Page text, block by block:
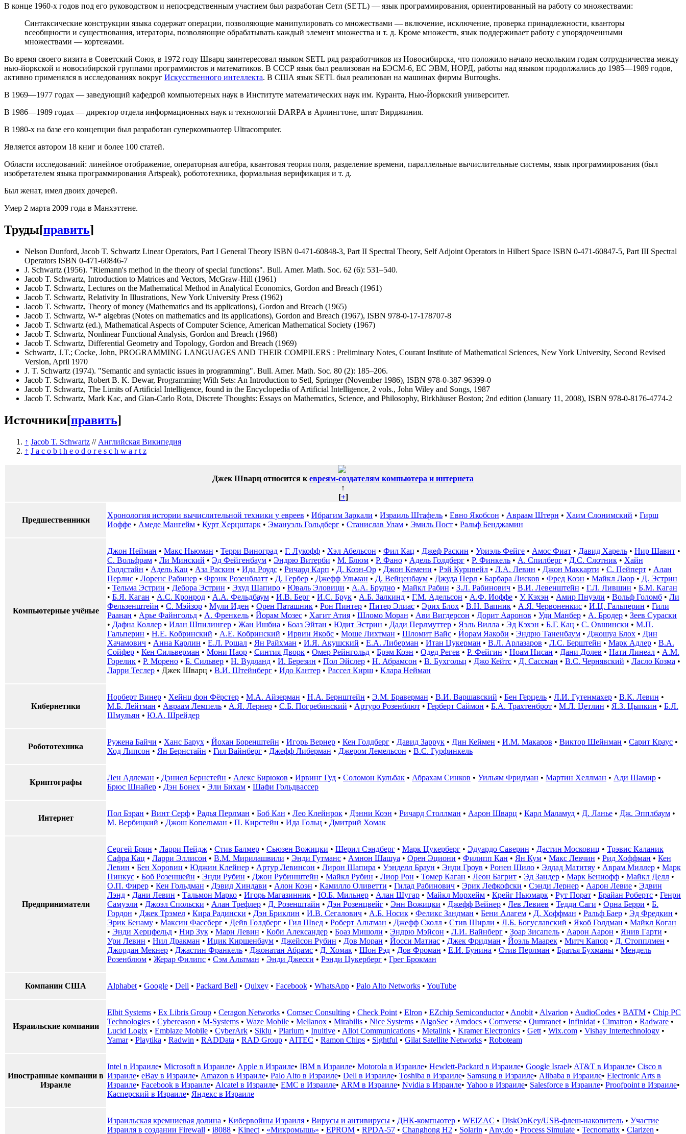
В конце 1960-х годов под его руководством и непосредственным участием был разработан Сетл (SETL) — язык программирования, ориентированный на работу со множествами:
Синтаксические конструкции языка содержат операции, позволяющие манипулировать со множествами — включение, исключение, проверка принадлежности, кванторы
всеобщности и существования, итераторы, позволяющие обрабатывать каждый элемент множества и т. д. Кроме множеств, язык поддерживает работу с упорядоченными
множествами — кортежами.
Во время своего визита в Советский Союз, в 1972 году Шварц заинтересовал языком SETL ряд разработчиков из Новосибирска, что положило начало нескольким годам сотрудничества между
нью-йоркской и новосибирской группами программистов и математиков. В СССР язык был реализован на БЭСМ-6, ЕС ЭВМ, НОРД, работы над языком продолжались до 1985—1989 годов,
активно применялся в исследованиях вокруг Искусственного интеллекта. В США язык SETL был реализован на машинах фирмы Burroughs.
В 1969—1977 годах — заведующий кафедрой компьютерных наук в Институте математических наук им. Куранта, Нью-Йоркский университет.
В 1986—1989 годах — директор отдела информационных наук и технологий DARPA в Арлингтоне, штат Вирджиния.
В 1980-х на базе его концепции был разработан суперкомпьютер Ultracomputer.
Является автором 18 книг и более 100 статей.
Области исследований: линейное отображение, операторная алгебра, квантовая теория поля, разделение времени, параллельные вычислительные системы, язык программирования (был
изобретателем языка программирования Artspeak), робототехника, формальная верификация и т. д.
Был женат, имел двоих дочерей.
Умер 2 марта 2009 года в Манхэттене.
Труды[править]
Nelson Dunford, Jacob T. Schwartz Linear Operators, Part I General Theory ISBN 0-471-60848-3, Part II Spectral Theory, Self Adjoint Operators in Hilbert Space ISBN 0-471-60847-5, Part III Spectral
Operators ISBN 0-471-60846-7
J. Schwartz (1956). "Riemann's method in the theory of special functions". Bull. Amer. Math. Soc. 62 (6): 531–540.
Jacob T. Schwartz, Introduction to Matrices and Vectors, McGraw-Hill (1961)
Jacob T. Schwartz, Lectures on the Mathematical Method in Analytical Economics, Gordon and Breach (1961)
Jacob T. Schwartz, Relativity In Illustrations, New York University Press (1962)
Jacob T. Schwartz, Theory of money (Mathematics and its applications), Gordon and Breach (1965)
Jacob T. Schwartz, W-* algebras (Notes on mathematics and its applications), Gordon and Breach (1967), ISBN 978-0-17-178707-8
Jacob T. Schwartz (ed.), Mathematical Aspects of Computer Science, American Mathematical Society (1967)
Jacob T. Schwartz, Nonlinear Functional Analysis, Gordon and Breach (1968)
Jacob T. Schwartz, Differential Geometry and Topology, Gordon and Breach (1969)
Schwartz, J.T.; Cocke, John, PROGRAMMING LANGUAGES AND THEIR COMPILERS : Preliminary Notes, Courant Institute of Mathematical Sciences, New York University, Second Revised
Version, April 1970
J. T. Schwartz (1974). "Semantic and syntactic issues in programming". Bull. Amer. Math. Soc. 80 (2): 185–206.
Jacob T. Schwartz, Robert B. K. Dewar, Programming With Sets: An Introduction to Setl, Springer (November 1986), ISBN 978-0-387-96399-0
Jacob T. Schwartz, The Limits of Artificial Intelligence, found in the Encyclopedia of Artificial Intelligence, 2 vols., John Wiley and Songs, 1987
Jacob T. Schwartz, Mark Kac, and Gian-Carlo Rota, Discrete Thoughts: Essays on Mathematics, Science, and Philosophy, Birkhäuser Boston; 2nd edition (January 11, 2008), ISBN 978-0-8176-4774-2
Источники[править]
↑ Jacob T. Schwartz // Английская Википедия
↑ J a c o b t h e o d o r e s c h w a r t z
Джек Шварц относится к евреям-создателям компьютера и интернета
↑
[+]
Предшественники
Хронология истории вычислительной техники у евреев • Ибрагим Заркали • Израиль Штафель • Евно Якобсон • Авраам Штерн • Хаим Слонимский • Гирш
Иоффе • Амеде Мангейм • Курт Херцштарк • Эмануэль Гольдберг • Станислав Улам • Эмиль Пост • Ральф Бенджамин
Компьютерные учёные
Джон Нейман • Макс Ньюман • Терри Виноград • Г. Лукофф • Хэл Абельсон • Фил Кац • Джеф Раскин • Уриэль Фейге • Амос Фиат • Давид Харель • Нир Шавит •
С. Вольфрам • Ли Минский • Эд Фейгенбаум • Эндрю Витерби • М. Блюм • Р. Фано • Адель Голдберг • Р. Финкель • А. Спилберг • Д.С. Слотник • Хайн
Голдстайн • Адель Кац • Аза Раскин • Ида Роудс • Ричард Карп • Д. Коэн-Ор • Джон Кемени • Рэй Курцвейл • Л.А. Левин • Джон Маккарти • С. Пейперт • Алан
Перлис • Лоренс Рабинер • Фрэнк Розенблатт • Д. Гербер • Джефф Ульман • Д. Вейценбаум • Джуда Перл • Барбара Лисков • Фред Коэн • Майкл Лаор • Д. Эстрин
• Тельма Эстрин • Дебора Эстрин • Эхуд Шапиро • Юваль Эловици • А.А. Брудно • Майкл Рабин • З.Л. Рабинович • В.И. Левенштейн • Г.Л. Лившин • Б.М. Каган
• Б.Я. Каган • А.С. Кронрод • А.А. Фельдбаум • И.В. Берг • И.С. Брук • А.Б. Залкинд • Г.М. Адельсон • А.Ф. Иоффе • У. Кэхэн • Амир Пнуэли • Вольф Голомб • Ли
Фельзенштейн • С. Мэйзор • Мули Иден • Орен Паташник • Рон Пинтер • Питер Элиас • Эрих Блох • В.Н. Вапник • А.Я. Червоненкис • И.Ц. Гальперин • Гили
Раанан • Арье Файнгольд • А. Френкель • Йорам Мозес • Хагит Атия • Шломо Моран • Ави Вигдерсон • Дорит Ааронов • Уди Манбер • А. Бродер • Зеев Сураски
• Дафна Коллер • Илан Шпилингер • Жан Ишбиа • Боаз Эйтан • Юдит Эстрин • Дади Перлмуттер • Яэль Вилла • Эд Кэхэн • Б.Г. Кац • С. Овшински • М.П.
Гальперин • Н.Е. Кобринский • А.Е. Кобринский • Ирвин Якобс • Моше Лихтман • Шломит Вайс • Йорам Яакоби • Эндрю Таненбаум • Джошуа Блох • Дин
Хачамович • Анна Карлин • Е.Л. Рошал • Ян Райхман • И.Я. Акушский • Е.А. Либерман • Итан Цукерман • В.Л. Арлазаров • Л.С. Берштейн • Марк Адлер • В.А.
Сойфер • Кен Сильверман • Мони Наор • Синтия Дворк • Омер Рейнгольд • Брэм Коэн • Одед Регев • Р. Фейгин • Ноам Нисан • Дани Долев • Нати Линеал • А.М.
Горелик • Р. Морено • Б. Сильвер • Н. Вудланд • И. Березин • Пол Эйслер • Н. Абрамсон • В. Бухгольц • Джо Кейтс • Д. Сассман • В.С. Чернявский • Ласло Козма •
Ларри Теслер • Джек Шварц • В.И. Штейнберг • Идо Кантер • Рассел Кирш • Клара Нейман
Кибернетики
Норберт Винер • Хейнц фон Фёрстер • М.А. Айзерман • Н.А. Бернштейн • Э.М. Браверман • В.И. Варшавский • Бен Герцель • Л.И. Гутенмахер • В.К. Левин •
М.Б. Лейтман • Авраам Лемпель • А.Я. Лернер • С.Б. Погребинский • Артуро Розенблют • Герберт Саймон • Б.А. Трахтенброт • М.Л. Цетлин • Я.З. Цыпкин • Б.Л.
Шмульян • Ю.А. Шрейдер
Робототехника
Ружена Байчи • Ханс Барух • Йохан Боренштейн • Игорь Вернер • Кен Голдберг • Давид Заррук • Дин Кеймен • И.М. Макаров • Виктор Шейнман • Сарит Краус •
Ход Липсон • Ян Бернстайн • Гил Вайнберг • Джефф Либерман • Джером Лемельсон • В.С. Гурфинкель
Криптографы
Лен Адлеман • Дэниел Бернстейн • Алекс Бирюков • Ирвинг Гуд • Соломон Кульбак • Абрахам Синков • Уильям Фридман • Мартин Хеллман • Ади Шамир •
Брюс Шнайер • Дэн Бонех • Эли Бихам • Шафи Гольдвассер
Интернет
Пол Бэран • Винт Серф • Радья Перлман • Боб Кан • Лео Клейнрок • Дэнни Коэн • Ричард Столлман • Аарон Шварц • Карл Маламуд • Д. Ланье • Дж. Эпплбаум •
М. Вербицкий • Джош Копельман • П. Кирстейн • Ида Гольц • Дмитрий Хомак
Предприниматели
Сергей Брин • Ларри Пейдж • Стив Балмер • Сьюзен Вожицки • Шерил Сэндберг • Марк Цукерберг • Эдуардо Саверин • Дастин Московиц • Трэвис Каланик
Сафра Кац • Ларри Эллисон • В.М. Мирилашвили • Энди Гутманс • Амнон Шашуа • Орен Эциони • Филипп Кан • Ян Кум • Макс Левчин • Рид Хоффман • Кен
Левин • Бен Хоровиц • Юджин Клейнер • Артур Левинсон • Лирон Шапира • Уэнделл Браун • Энди Гроув • Ронен Шило • Элдад Матитяу • Аврам Миллер • Марк
Пинкус • Боб Розеншейн • Энди Рубин • Джон Рубинштейн • Майкл Рубин • Лиор Рон • Томер Каган • Леон Багрит • Эд Зандер • Марк Бениофф • Майкл Делл •
О.П. Фирер • Кен Гольдман • Дэвид Хиндави • Алон Коэн • Камилло Оливетти • Гилад Рабинович • Эрик Лефкофски • Сэнди Лернер • Аарон Левие • Эдвин
Лэнд • Дани Левин • Тальмон Марко • Игорь Магазинник • Ю.Б. Мильнер • Алан Шугар • Майкл Морхейм • Крейг Ньюмарк • Рут Порат • Брайан Робертс • Генри
Самуэли • Джоэл Спольски • Алан Трефлер • Д. Розенштайн • Дэн Розенцвейг • Энн Вожицки • Джефф Вейнер • Лев Левиев • Тедди Саги • Орна Берри • Б.
Гордон • Джек Трэмел • Кира Радински • Дэн Бриклин • И.В. Сегалович • А.Б. Носик • Феликс Зандман • Бени Алагем • Д. Хоффман • Ральф Баер • Эд Фредкин •
Эрик Бенаму • Максин Фассберг • Дейв Голдберг • Гил Швед • Роберт Альтман • Джефф Сколл • Стив Ширли • Л.Б. Богуславский • Якоб Голдман • Майкл Коган
• Энди Херцфельд • Нир Зук • Марн Левин • Коби Александер • Боаз Мишоли • Эндрю Мэйсон • Л.И. Вайнберг • Зоар Зисапель • Аарон Аарон • Янив Гарти •
Ури Левин • Нил Дракман • Ицик Киршенбаум • Джейсон Рубин • Дов Моран • Йосси Матиас • Джек Фридман • Йоэль Маарек • Митч Капор • Д. Стопплмен •
Джордан Мекнер • Джастин Франкель • Джонатан Абрамс • Д. Хомак • Шон Рэд • Дов Фроман • Е.И. Бунина • Стив Перлман • Братья Бухманы • Мендель
Розенблюм • Жерар Филипс • Сэм Альтман • Энди Джесси • Рэнди Цукерберг • Грег Брокман
Компании США Alphabet • Google • Dell • Packard Bell • Quixey • Facebook • WhatsApp • Palo Alto Networks • YouTube
Израильские компании
Elbit Systems • Ex Libris Group • Ceragon Networks • Comsec Consulting • Check Point • Elron • EZchip Semiconductor• Anobit • Alvarion • AudioCodes • BATM • Chip PC
Technologies • Cybereason • M-Systems • Waze Mobile • Mellanox • Mirabilis • Nice Systems • AlgoSec • Amdocs • Comverse • Qumranet • Infinidat • Cimatron • Radware •
Lucid Logix • Emblaze Mobile • CyberArk • Siklu • Plarium • Inuitive • Allot Communications • Metalink • Kramer Electronics • Gett • Wix.com • Vishay Intertechnology •
Yamar• Playtika • Radwin • RADData • RAD Group • AITEC • Ramon Chips • Sightful • Gilat Satellite Networks • Roboteam
Иностранные компании в
Израиле
Intel в Израиле• Microsoft в Израиле• Apple в Израиле• IBM в Израиле• Motorola в Израиле• Hewlett-Packard в Израиле• Google Israel• AT&T в Израиле• Cisco в
Израиле• eBay в Израиле• Amazon в Израиле• Palo Alto в Израиле• Dell в Израиле• Toshiba в Израиле• Samsung в Израиле• Alibaba в Израиле• Electronic Arts в
Израиле• Facebook в Израиле• Alcatel в Израиле• EMC в Израиле• ARM в Израиле• Nvidia в Израиле• Yahoo в Израиле• Salesforce в Израиле• Proofpoint в Израиле•
Касперский в Израиле• Яндекс в Израиле
Израильская кремниевая долина • Кибервойны Израиля • Вирусы и антивирусы • ДНК-компьютер • WEIZAC • DiskOnKey/USB-флеш-накопитель • Участие
Израиля в создании Firewall • i8088 • Kinect • «Микромышь» • EPROM • RPDA-57 • Changhong H2 • Solarin • Any.do • Process Simulate • Tecnomatix • Clarizen •